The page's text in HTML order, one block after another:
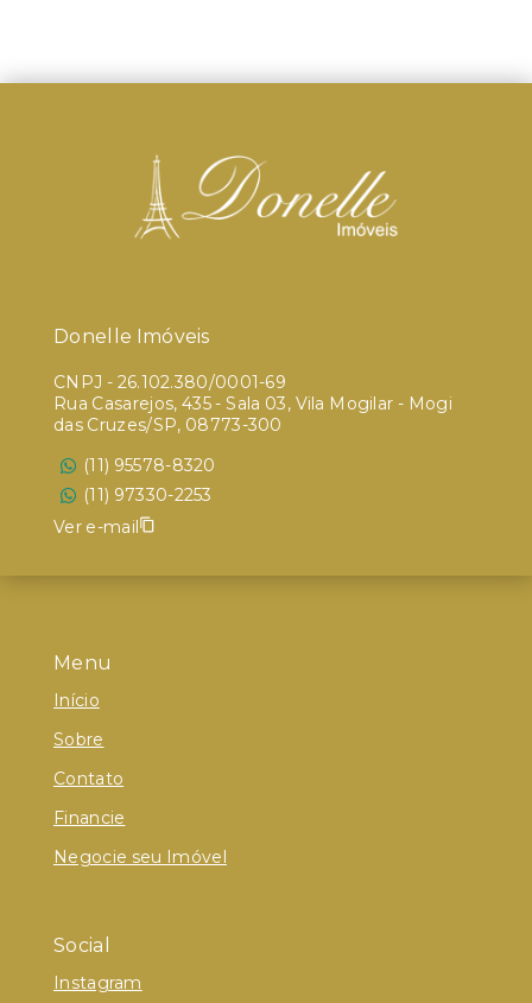
Menu
Início
Sobre
Contato
Financie
Negocie seu Imóvel
Social
Instagram
Donelle Imóveis
CNPJ - 26.102.380/0001-69
Rua Casarejos, 435 - Sala 03, Vila Mogilar - Mogi
das Cruzes/SP, 08773-300
(11) 95578-8320
(11) 97330-2253
Ver e-mail